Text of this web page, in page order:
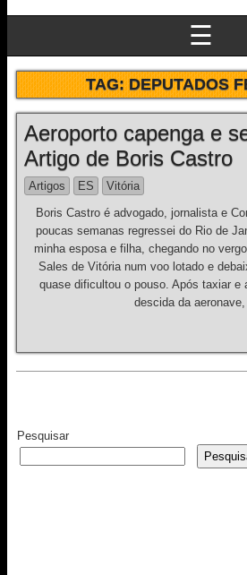
☰
TAG:DEPUTADOS
Aeroporto capenga e
Artigo de Boris Castro
Artigos ES
Vitória
Boris Castro é advogado, jornalista e
poucas semanas regressei do Rio de
minha esposa e filha, chegando no
Sales de Vitória num voo lotado e
quase dificultou o pouso. Após taxiar e
descida da
Pesquisar